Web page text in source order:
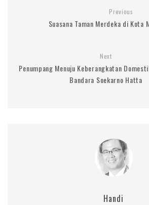
Previous
Suasana Taman Merdeka di Kota
Next
Penumpang Menuju Keberangkatan
Bandara Soekarno Hatta
Handi